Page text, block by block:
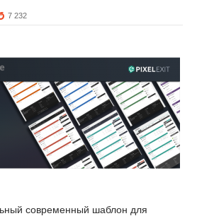
7 232
современный шаблон для